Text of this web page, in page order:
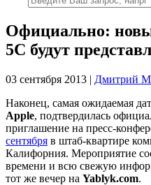
Официально:
5С будут
03 сентября 2013 | Дмитрий
Наконец, самая ожидаемая
Apple, подтвердилась
приглашение на пресс-
сентября в штаб-квартире
Калифорния. Мероприятие
времени и всю свежую
тот же вечер на Yablyk.com.